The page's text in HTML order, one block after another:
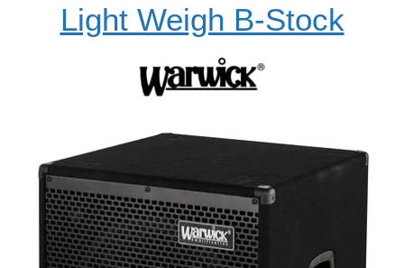
Light Weigh B-Stock